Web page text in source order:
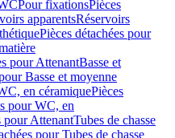
Pour fixationsPièces
apparentsRéservoirs
Pièces détachées pour
pour AttenantBasse et
Basse et moyenne
en céramiquePièces
pour WC, en
pour AttenantTubes de chasse
pour Tubes de chasse